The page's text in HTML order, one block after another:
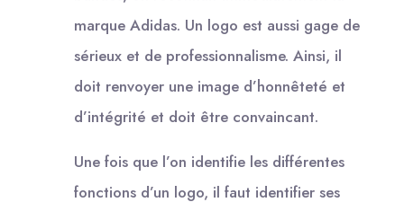
marque Adidas. Un logo est aussi gage de
sérieux et de professionnalisme. Ainsi, il
doit renvoyer une image d’honnêteté et
d’intégrité et doit être convaincant.
Une fois que l’on identifie les différentes
fonctions d’un logo, il faut identifier ses